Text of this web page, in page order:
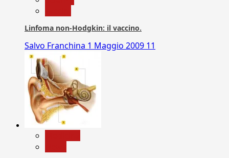
Linfoma non-Hodgkin: il vaccino.
Salvo Franchina 1 Maggio 2009 11